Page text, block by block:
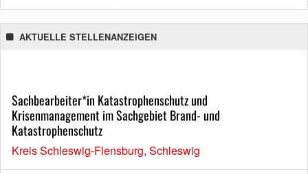
AKTUELLE STELLENANZEIGEN
Sachbearbeiter*in Katastrophenschutz und
Krisenmanagement im Sachgebiet Brand- und
Katastrophenschutz
Kreis Schleswig-Flensburg, Schleswig